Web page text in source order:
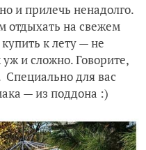
и прилечь ненадолго.
отдыхать на свежем
к лету — не
и сложно. Говорите,
Специально для вас
— из поддона :)